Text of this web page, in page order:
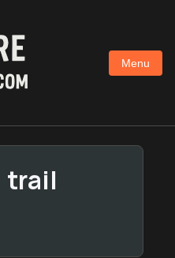
Menu
trail